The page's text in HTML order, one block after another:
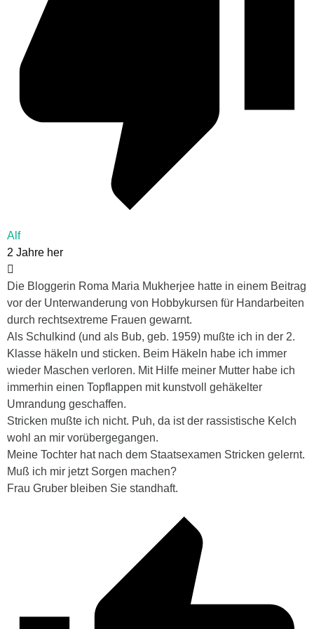
Alf
2 Jahre her
Die Bloggerin Roma Maria Mukherjee hatte in einem Beitrag
vor der Unterwanderung von Hobbykursen für Handarbeiten
durch rechtsextreme Frauen gewarnt.
Als Schulkind (und als Bub, geb. 1959) mußte ich in der 2.
Klasse häkeln und sticken. Beim Häkeln habe ich immer
wieder Maschen verloren. Mit Hilfe meiner Mutter habe ich
immerhin einen Topflappen mit kunstvoll gehäkelter
Umrandung geschaffen.
Stricken mußte ich nicht. Puh, da ist der rassistische Kelch
wohl an mir vorübergegangen.
Meine Tochter hat nach dem Staatsexamen Stricken gelernt.
Muß ich mir jetzt Sorgen machen?
Frau Gruber bleiben Sie standhaft.